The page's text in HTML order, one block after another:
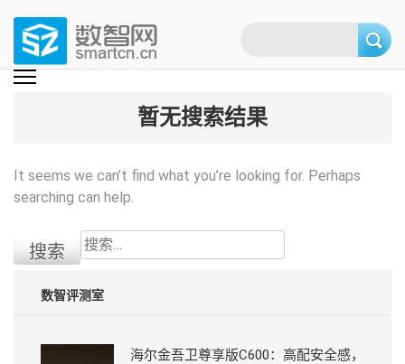
content
(Press
数智网
智能家居第一资讯门户 | 智能家居系统，智能家居产品，智能家居解决方
暂无搜索结果
It seems we can’t find what you’re looking for. Perhaps
searching can help.
搜
索：
数智评测室
海尔金吾卫尊享版C600：高配安全感，